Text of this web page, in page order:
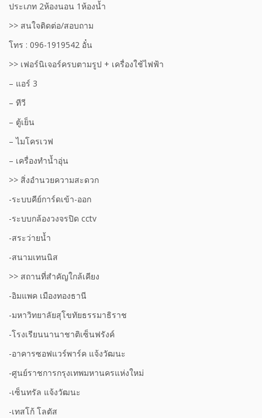
ประเภท 2ห้องนอน 1ห้องน้ำ
>> สนใจติดต่อ/สอบถาม
โทร : 096-1919542 อั๋น
>> เฟอร์นิเจอร์ครบตามรูป + เครื่องใช้ไฟฟ้า
– แอร์ 3
– ทีวี
– ตู้เย็น
– ไมโครเวฟ
– เครื่องทำน้ำอุ่น
>> สิ่งอำนวยความสะดวก
-ระบบคีย์การ์ดเข้า-ออก
-ระบบกล้องวงจรปิด cctv
-สระว่ายน้ำ
-สนามเทนนิส
>> สถานที่สำคัญใกล้เคียง
-อิมแพค เมืองทองธานี
-มหาวิทยาลัยสุโขทัยธรรมาธิราช
-โรงเรียนนานาชาติเซ็นฟรังค์
-อาคารซอฟแวร์พาร์ค แจ้งวัฒนะ
-ศูนย์ราชการกรุงเทพมหานครแห่งใหม่
-เซ็นทรัล แจ้งวัฒนะ
-เทสโก้ โลตัส